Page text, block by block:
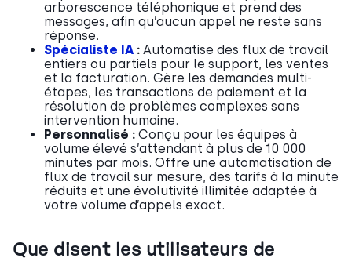
arborescence téléphonique et prend des
messages, afin qu’aucun appel ne reste sans
réponse.
Spécialiste IA : Automatise des flux de travail
entiers ou partiels pour le support, les ventes
et la facturation. Gère les demandes multi-
étapes, les transactions de paiement et la
résolution de problèmes complexes sans
intervention humaine.
Personnalisé : Conçu pour les équipes à
volume élevé s’attendant à plus de 10 000
minutes par mois. Offre une automatisation de
flux de travail sur mesure, des tarifs à la minute
réduits et une évolutivité illimitée adaptée à
votre volume d’appels exact.
Que disent les utilisateurs de